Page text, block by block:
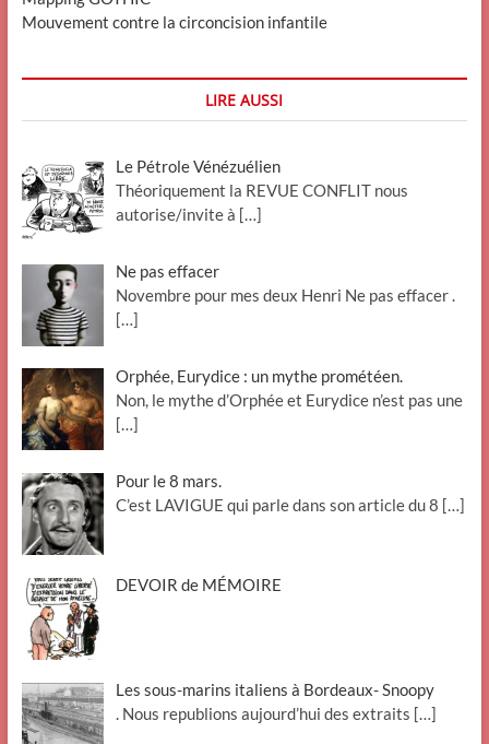
Mouvement contre la circoncision infantile
LIRE AUSSI
Le Pétrole Vénézuélien
Théoriquement la REVUE CONFLIT nous
autorise/invite à […]
Ne pas effacer
Novembre pour mes deux Henri Ne pas effacer .
[…]
Orphée, Eurydice : un mythe prométéen.
Non, le mythe d’Orphée et Eurydice n’est pas une
[…]
Pour le 8 mars.
C’est LAVIGUE qui parle dans son article du 8 […]
DEVOIR de MÉMOIRE
Les sous-marins italiens à Bordeaux- Snoopy
. Nous republions aujourd’hui des extraits […]